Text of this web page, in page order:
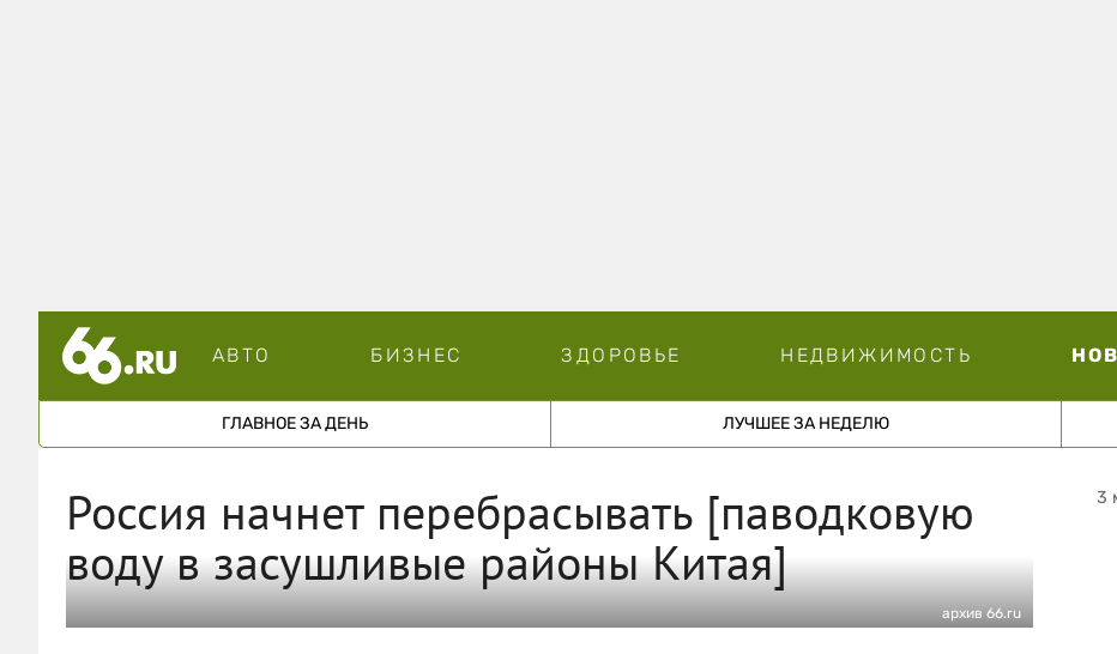
АВТО БИЗНЕС ЗДОРОВЬЕ НЕДВИЖИМОСТЬ
ГЛАВНОЕ ЗА ДЕНЬ ЛУЧШЕЕ ЗА НЕДЕЛЮ
Россия начнет перебрасывать [паводковую
воду в засушливые районы Китая]
архив 66.ru
3